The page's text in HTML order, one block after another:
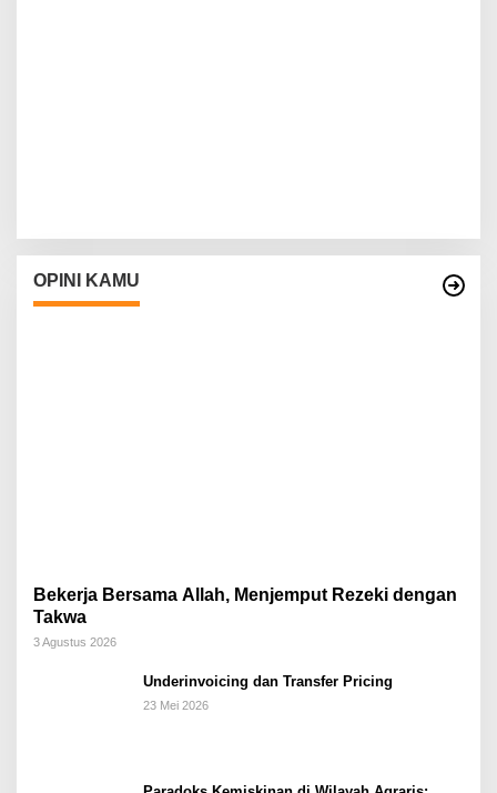
OPINI KAMU
Bekerja Bersama Allah, Menjemput Rezeki dengan
Takwa
3 Agustus 2026
Underinvoicing dan Transfer Pricing
23 Mei 2026